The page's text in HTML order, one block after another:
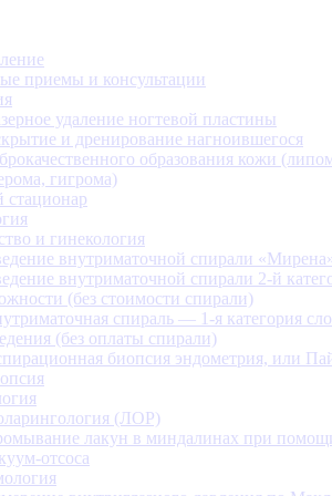
приемы и консультации
удаление ногтевой пластины
и дренирование нагноившегося
образования кожи
гигрома)
стационар
и гинекология
внутриматочной спирали
внутриматочной спирали 2-й
(без стоимости спирали)
спираль — 1-я категория
(без оплаты спирали)
биопсия эндометрия, или
(ЛОР)
лакун в миндалинах при
отсоса